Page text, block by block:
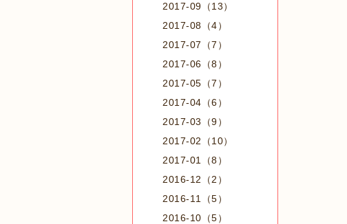
2017-09（13）
2017-08（4）
2017-07（7）
2017-06（8）
2017-05（7）
2017-04（6）
2017-03（9）
2017-02（10）
2017-01（8）
2016-12（2）
2016-11（5）
2016-10（5）